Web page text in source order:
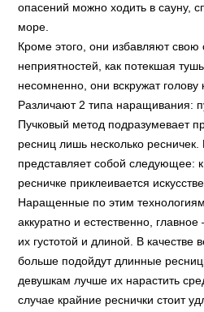
опасений можно ходить в сауну,
море.
Кроме этого, они избавляют свою
неприятностей, как потекшая
несомненно, они вскружат
Различают 2 типа наращивания:
Пучковый метод подразумевает
ресниц лишь несколько
представляет собой следующее:
ресничке приклеивается
Наращенные по этим
аккуратно и естественно,
их густотой и длиной. В качестве
больше подойдут длинные
девушкам лучше их нарастить
случае крайние реснички стоит